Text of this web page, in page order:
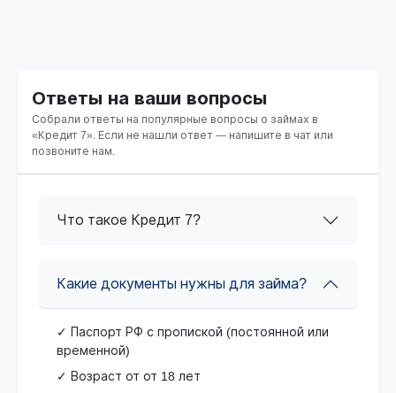
Ответы на ваши вопросы
Собрали ответы на популярные вопросы о займах в
«Кредит 7». Если не нашли ответ — напишите в чат или
позвоните нам.
Что такое Кредит 7?
Какие документы нужны для займа?
✓ Паспорт РФ с пропиской (постоянной или
временной)
✓ Возраст от от 18 лет